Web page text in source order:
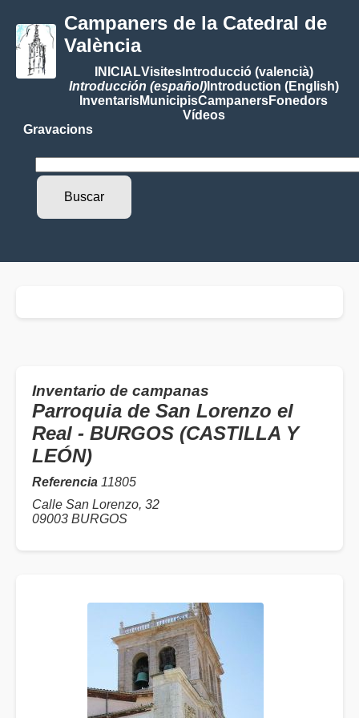
Campaners de la Catedral de
València
INICIALVisitesIntroducció (valencià)
Introducción (español)Introduction (English)
InventarisMunicipisCampanersFonedors
Vídeos
Gravacions
Inventario de campanas
Parroquia de San Lorenzo el
Real - BURGOS (CASTILLA Y
LEÓN)
Referencia 11805
Calle San Lorenzo, 32
09003 BURGOS